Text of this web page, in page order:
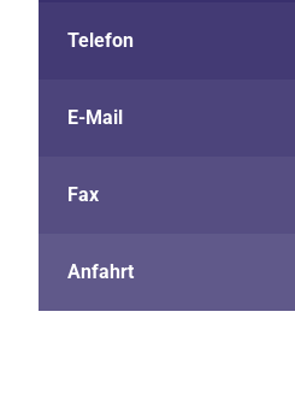
Telefon
E-Mail
Fax
Anfahrt